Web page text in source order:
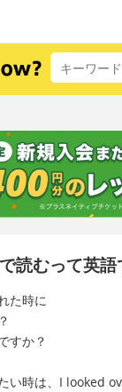
読むって英語
た時に
すか？
い時は、I looked